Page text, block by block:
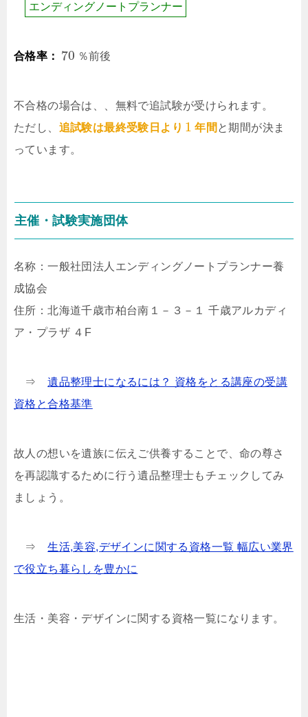
エンディ ングノ ー ト プラ ンナー
合格率： 70 ％前後
不合格の場合は、、無料で追試験が受けられます。
ただし、 追試験は最終受験日より 1 年間 と期間が決ま
っています。
主催・試験実施団体
名称：一般社団法人エンディングノートプランナー養
成協会
住所：北海道千歳市柏台南１－３－１ 千歳アルカディ
ア・プラザ ４F
⇒遺品整理士になるには？ 資格をとる講座の受講
資格と合格基準
故人の想いを遺族に伝えご供養することで、命の尊さ
を再認識するために行う遺品整理士もチェックしてみ
ましょう。
⇒生活,美容,デザインに関する資格一覧 幅広い業界
で役立ち暮らしを豊かに
生活・美容・デザインに関する資格一覧になります。